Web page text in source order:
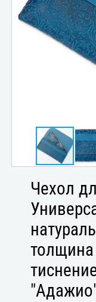
Чехол
толщина